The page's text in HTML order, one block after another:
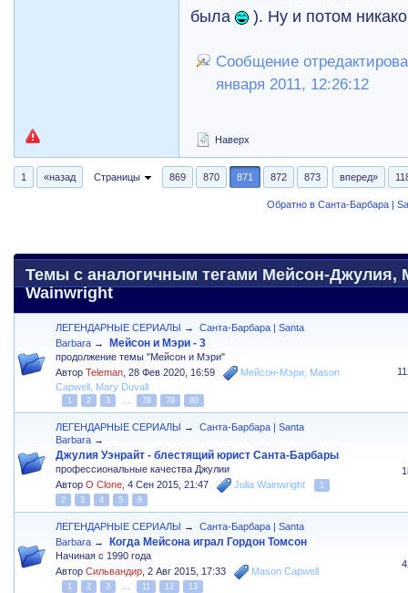
была
). Ну и потом
Сообщение
января 2011, 12:26:12
Наверх
1 «назад Страницы 869 870 871 872 873 вперед»
Обратно в Санта-Барбара |
Темы с аналогичным тегами Мейсон-Джулия,
Wainwright
ЛЕГЕНДАРНЫЕ СЕРИАЛЫ →
Санта-Барбара | Santa
Barbara → Мейсон и Мэри - 3
продолжение темы "Мейсон и Мэри"
АвторTeleman ,28 Фев 2020, 16:59 Мейсон-Мэри Mason
Capwell Mary Duvall
1 2 3 ... 78 79 80
ЛЕГЕНДАРНЫЕ СЕРИАЛЫ →
Санта-Барбара | Santa
Barbara →
Джулия Уэнрайт - блестящий юрист Санта-Барбары
профессиональные качества Джулии
АвторO Clone ,4 Сен 2015, 21:47 Julia Wainwright
1
2
3 4 5 6
ЛЕГЕНДАРНЫЕ СЕРИАЛЫ →
Санта-Барбара | Santa
Barbara → Когда Мейсона играл Гордон Томсон
Начиная с 1990 года
АвторСильвандир ,2 Авг 2015, 17:33 Mason Capwell
1 2 3 ... 11 12 13